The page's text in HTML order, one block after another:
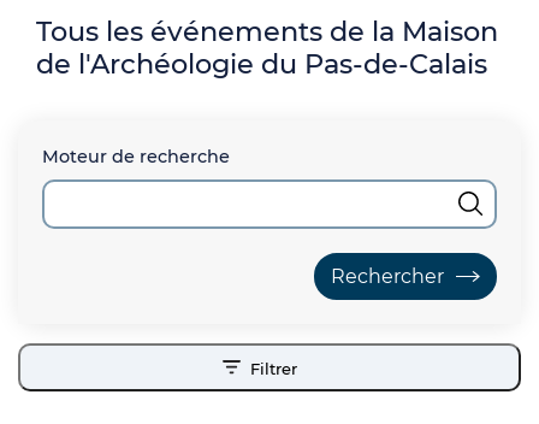
Tous les événements de la Maison
de l'Archéologie du Pas-de-Calais
Moteur de recherche
Filtrer